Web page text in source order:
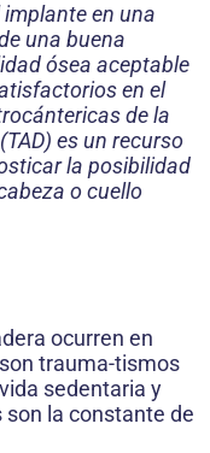
en una
una buena
ósea aceptable
en el
de la
es un recurso
la posibilidad
o cuello
ocurren en
trauma-tismos
sedentaria y
la constante de